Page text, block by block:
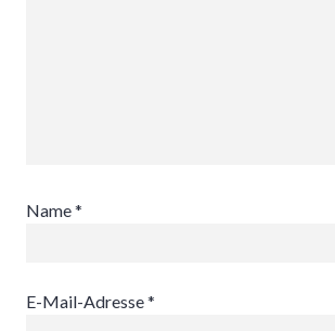
Name*
E-Mail-Adresse*